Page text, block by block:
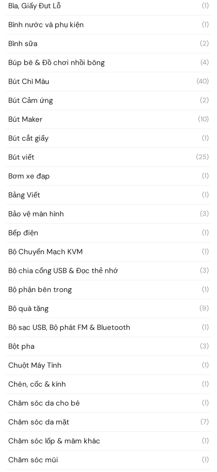
Bìa, Giấy Đụt Lỗ (1)
Bình nước và phụ kiện (1)
Bình sữa (2)
Búp bê & Đồ chơi nhồi bông (4)
Bút Chì Màu (40)
Bút Cảm ứng (2)
Bút Maker (10)
Bút cắt giấy (1)
Bút viết (25)
Bơm xe đạp (1)
Bảng Viết (1)
Bảo vệ màn hình (3)
Bếp điện (1)
Bộ Chuyển Mạch KVM (1)
Bộ chia cổng USB & Đọc thẻ nhớ (3)
Bộ phận bên trong (1)
Bộ quà tặng (9)
Bộ sạc USB, Bộ phát FM & Bluetooth (1)
Bột pha (3)
Chuột Máy Tính (1)
Chén, cốc & kính (1)
Chăm sóc da cho bé (1)
Chăm sóc da mặt (7)
Chăm sóc lốp & mâm khác (1)
Chăm sóc mũi (1)